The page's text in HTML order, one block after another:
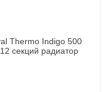
Thermo Indigo 500
секций радиатор